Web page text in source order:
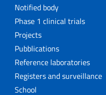
Notified body
Phase 1 clinical trials
Projects
Pubblications
Reference laboratories
Registers and surveillance
School